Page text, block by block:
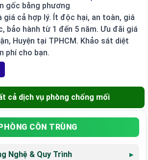
gốc bằng phương
giá cả hợp lý. Ít độc hại, an toàn, giá
bảo hành từ 1 đến 5 năm. Ưu đãi giá
Huyện tại TPHCM. Khảo sát diệt
phí cho bạn.
cả dịch vụ phòng chống mối
CÔN TRÙNG
Nghệ & Quy Trình